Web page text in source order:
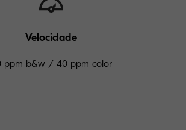
Velocidade
ppm b&w / 40 ppm color